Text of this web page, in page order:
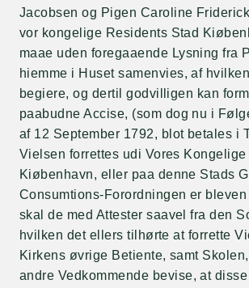
Jacobsen og Pigen Caroline
vor kongelige Residents Stad
maae uden foregaaende Lysning fra
hiemme i Huset samenvies, af
begiere, og dertil godvilligen kan
paabudne Accise, (som dog nu i
af 12 September 1792, blot betales i
Vielsen forrettes udi Vores
Kiøbenhavn, eller paa denne Stads
Consumtions-Forordningen er
skal de med Attester saavel fra den
hvilken det ellers tilhørte at forrette
Kirkens øvrige Betiente, samt
andre Vedkommende bevise, at